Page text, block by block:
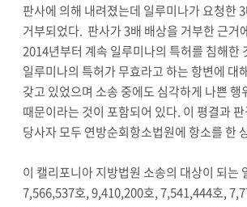
판사에 의해 내려졌는데 일루미나가 요청한
거부되었다. 판사가 3배 배상을 거부한 근거
2014년부터 계속 일루미나의 특허를 침해한
일루미나의 특허가 무효라고 하는 항변에 대
갖고 있었으며 소송 중에도 심각하게 나쁜 행
때문이라는 것이 포함되어 있다. 이 평결과
당사자 모두 연방순회항소법원에 항소를 한
이 캘리포니아 지방법원 소송의 대상이 되는
7,566,537호, 9,410,200호, 7,541,444호,